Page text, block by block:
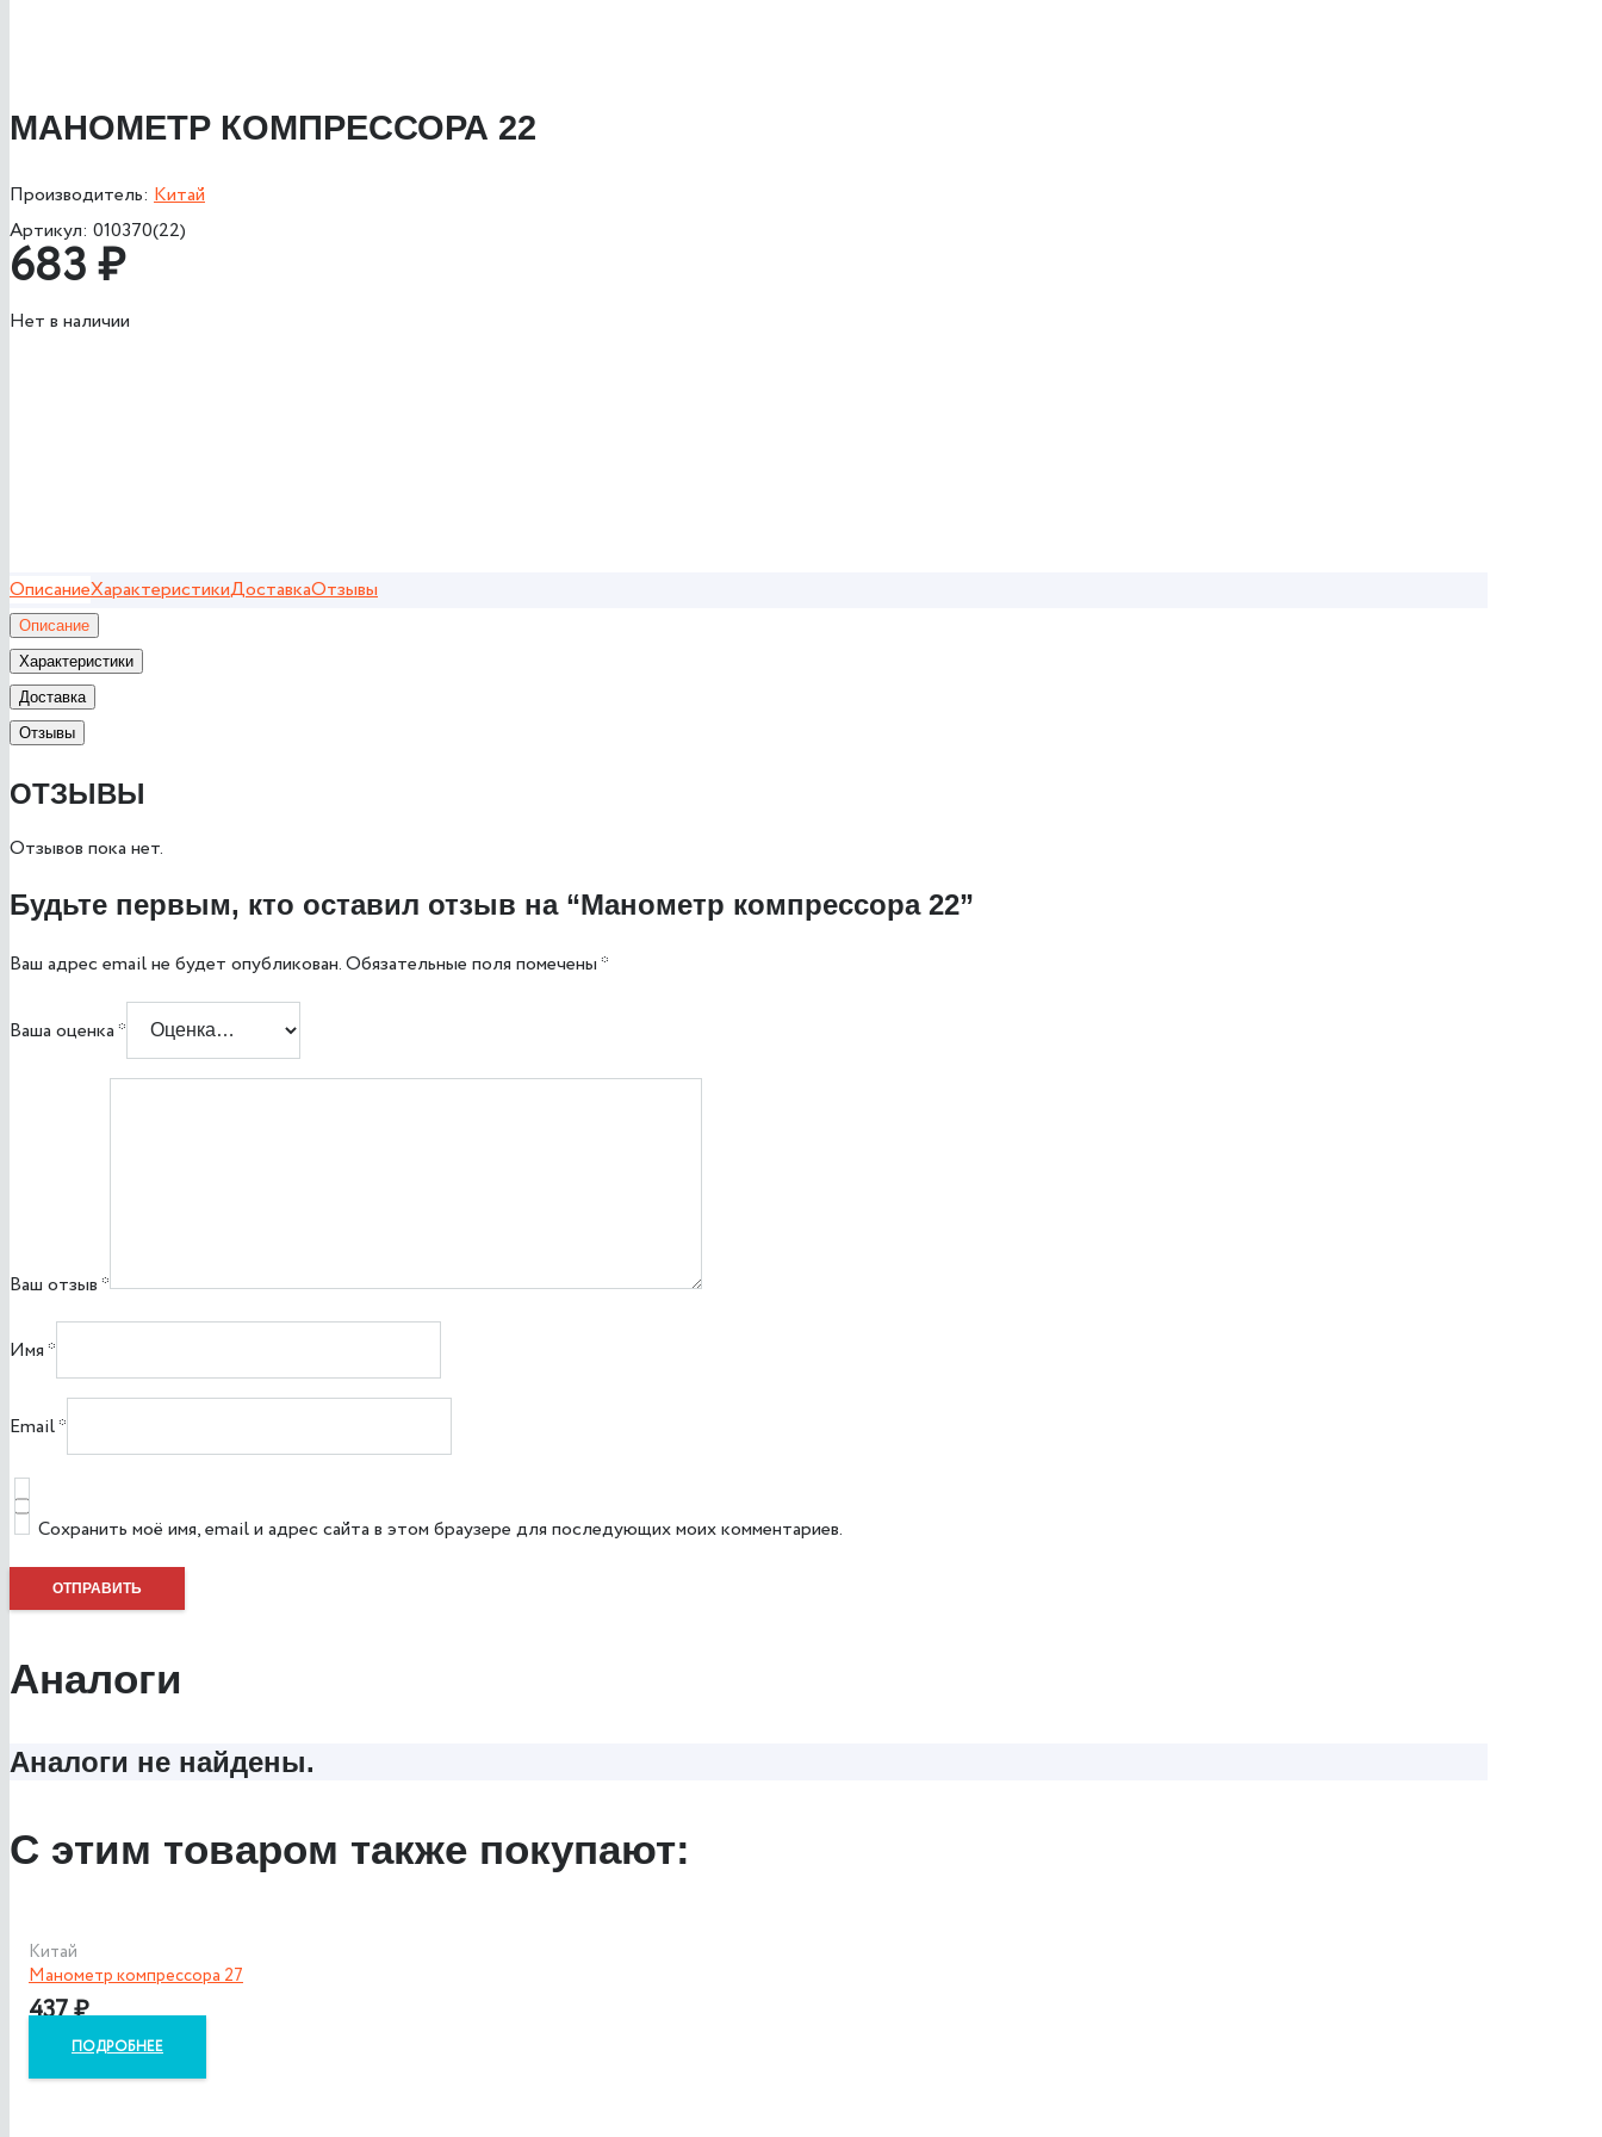
МАНОМЕТР КОМПРЕССОРА 22
Производитель: Китай
Артикул: 010370(22)
683₽
Нет в наличии
ОписаниеХарактеристикиДоставкаОтзывы
Описание
Характеристики
Доставка
Отзывы
ОТЗЫВЫ
Отзывов пока нет.
Будьте первым, кто оставил отзыв на “Манометр компрессора 22”
Ваш адрес email не будет опубликован.Обязательные поля помечены*
Ваша оценка*
Ваш отзыв*
Имя*
Email*
Сохранить моё имя, email и адрес сайта в этом браузере для последующих моих комментариев.
Аналоги
Аналоги не найдены.
С этим товаром также покупают:
Китай
Манометр компрессора 27
437₽
ПОДРОБНЕЕ